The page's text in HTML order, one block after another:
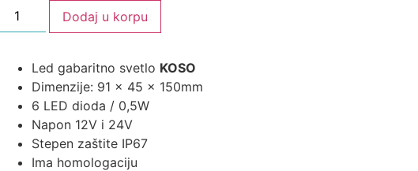
Dodaj u korpu
Led gabaritno svetlo KOSO
Dimenzije: 91 x 45 x 150mm
6 LED dioda / 0,5W
Napon 12V i 24V
Stepen zaštite IP67
Ima homologaciju